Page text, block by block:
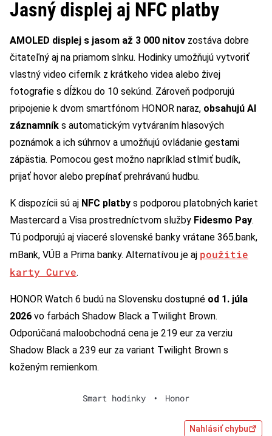
Jasný displej aj NFC platby
AMOLED displej s jasom až 3 000 nitov zostáva dobre
čitateľný aj na priamom slnku. Hodinky umožňujú vytvoriť
vlastný video ciferník z krátkeho videa alebo živej
fotografie s dĺžkou do 10 sekúnd. Zároveň podporujú
pripojenie k dvom smartfónom HONOR naraz, obsahujú AI
záznamník s automatickým vytváraním hlasových
poznámok a ich súhrnov a umožňujú ovládanie gestami
zápästia. Pomocou gest možno napríklad stlmiť budík,
prijať hovor alebo prepínať prehrávanú hudbu.
K dispozícii sú aj NFC platby s podporou platobných kariet
Mastercard a Visa prostredníctvom služby Fidesmo Pay.
Tú podporujú aj viaceré slovenské banky vrátane 365.bank,
mBank, VÚB a Prima banky. Alternatívou je aj použitie
karty Curve.
HONOR Watch 6 budú na Slovensku dostupné od 1. júla
2026 vo farbách Shadow Black a Twilight Brown.
Odporúčaná maloobchodná cena je 219 eur za verziu
Shadow Black a 239 eur za variant Twilight Brown s
koženým remienkom.
Smart hodinky • Honor
Nahlásiť chybu